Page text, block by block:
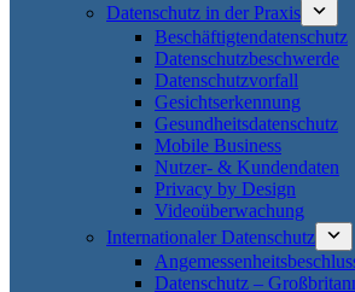
Datenschutz in der Praxis
Beschäftigtendatenschutz
Datenschutzbeschwerde
Datenschutzvorfall
Gesichtserkennung
Gesundheitsdatenschutz
Mobile Business
Nutzer- & Kundendaten
Privacy by Design
Videoüberwachung
Internationaler Datenschutz
Datenschutz –